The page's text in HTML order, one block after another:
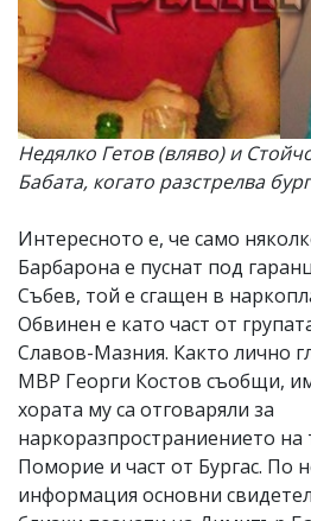
Недялко Гетов (вляво) и
Бабата, когато разстрелва
Интересното е, че само
Барбарона е пуснат под
Събев, той е сгащен в
Обвинен е като част от
Славов-Мазния. Както лично
МВР Георги Костов съобщи,
хората му са отговаряли за
наркоразпространиението на
Поморие и част от Бургас. По
информация основни